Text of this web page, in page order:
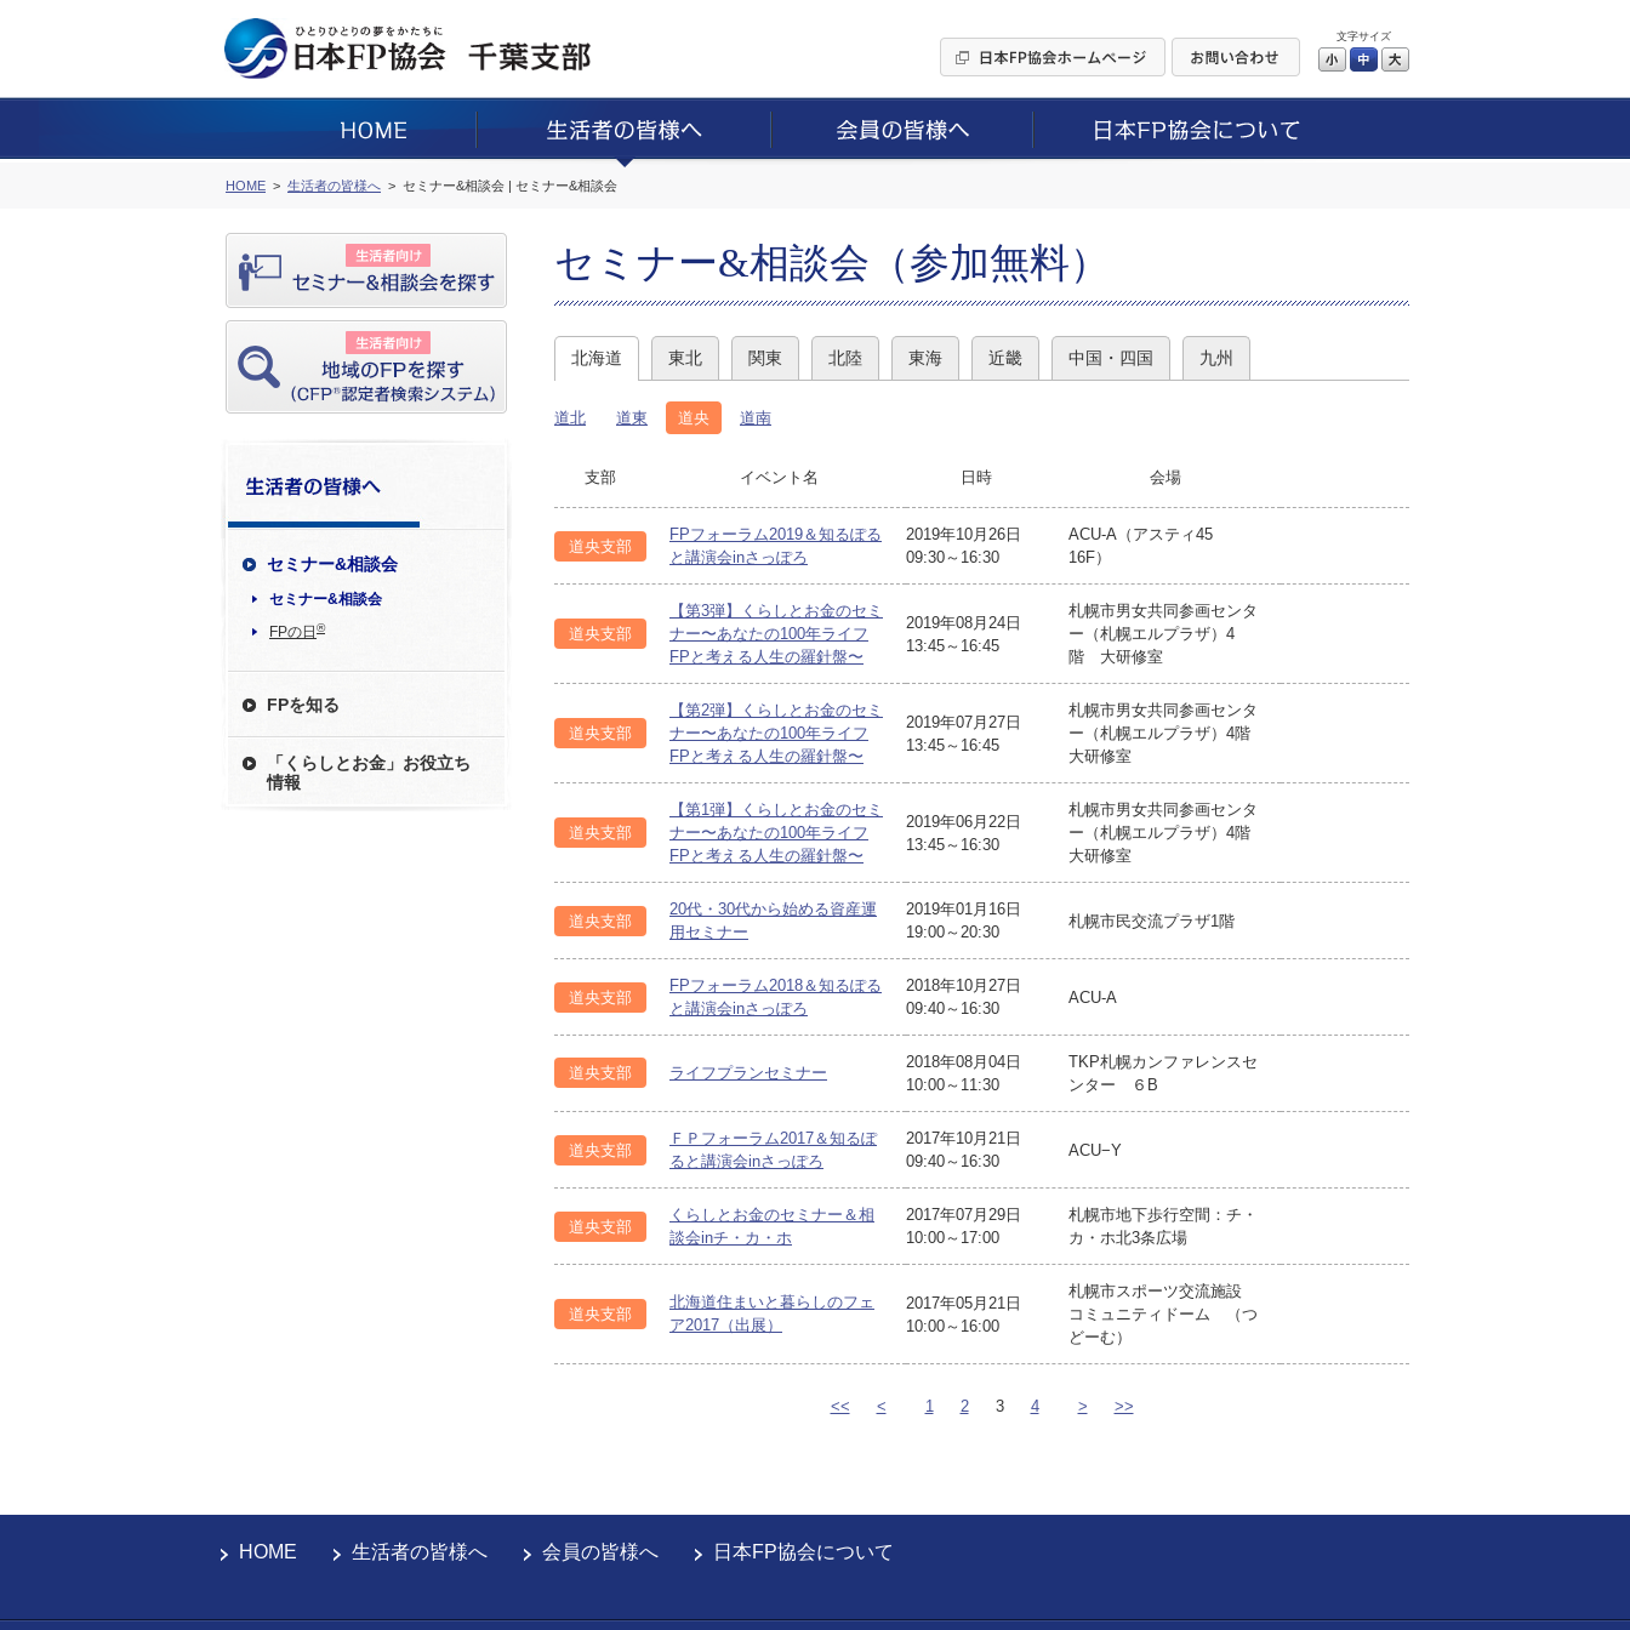
文字サイズ
小 中
HOME 生活者の皆様へ セミナー&相談会 | セミナー&相談会
セミナー&相談会
セミナー&相談会
FPの日 ®
FPを知る
「くらしとお金」お役立ち
情報
セミナー&相談会（参加無料）
北海道 東北 関東 北陸 東海 近畿 中国・四国 九州
道北 道東 道央 道南
支部 イベント名 日時 会場
道央支部
FPフォーラム2019＆知るぽる
と講演会inさっぽろ
2019年10月26日
09:30～16:30
ACU-A（アスティ45
16F）
道央支部
【第3弾】くらしとお金のセミ
ナー〜あなたの100年ライフ
FPと考える人生の羅針盤〜
2019年08月24日
13:45～16:45
札幌市男女共同参画センタ
ー（札幌エルプラザ）4
階 大研修室
道央支部
【第2弾】くらしとお金のセミ
ナー〜あなたの100年ライフ
FPと考える人生の羅針盤〜
2019年07月27日
13:45～16:45
札幌市男女共同参画センタ
ー（札幌エルプラザ）4階
大研修室
道央支部
【第1弾】くらしとお金のセミ
ナー〜あなたの100年ライフ
FPと考える人生の羅針盤〜
2019年06月22日
13:45～16:30
札幌市男女共同参画センタ
ー（札幌エルプラザ）4階
大研修室
道央支部
20代・30代から始める資産運
用セミナー
2019年01月16日
19:00～20:30
札幌市民交流プラザ1階
道央支部
FPフォーラム2018＆知るぽる
と講演会inさっぽろ
2018年10月27日
09:40～16:30
ACU-A
道央支部 ライフプランセミナー
2018年08月04日
10:00～11:30
TKP札幌カンファレンスセ
ンター ６B
道央支部
ＦＰフォーラム2017＆知るぽ
ると講演会inさっぽろ
2017年10月21日
09:40～16:30
ACU−Y
道央支部
くらしとお金のセミナー＆相
談会inチ・カ・ホ
2017年07月29日
10:00～17:00
札幌市地下歩行空間：チ・
カ・ホ北3条広場
道央支部
北海道住まいと暮らしのフェ
ア2017（出展）
2017年05月21日
10:00～16:00
札幌市スポーツ交流施設
コミュニティドーム （つ
どーむ）
<< < 1 2 3 4 > >>
HOME 生活者の皆様へ 会員の皆様へ 日本FP協会について